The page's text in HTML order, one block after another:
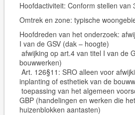
Hoofdactiviteit: Conform stellen van
Omtrek en zone: typische
Hoofdreden van het onderzoek:
I van de GSV (dak – hoogte)
afwijking op art.4 van titel I van de
bouwwerken)
Art. 126§11: SRO alleen voor
inplanting of esthetiek van de
toepassing van het algemeen
GBP (handelingen en werken die
huizenblokken aantasten)